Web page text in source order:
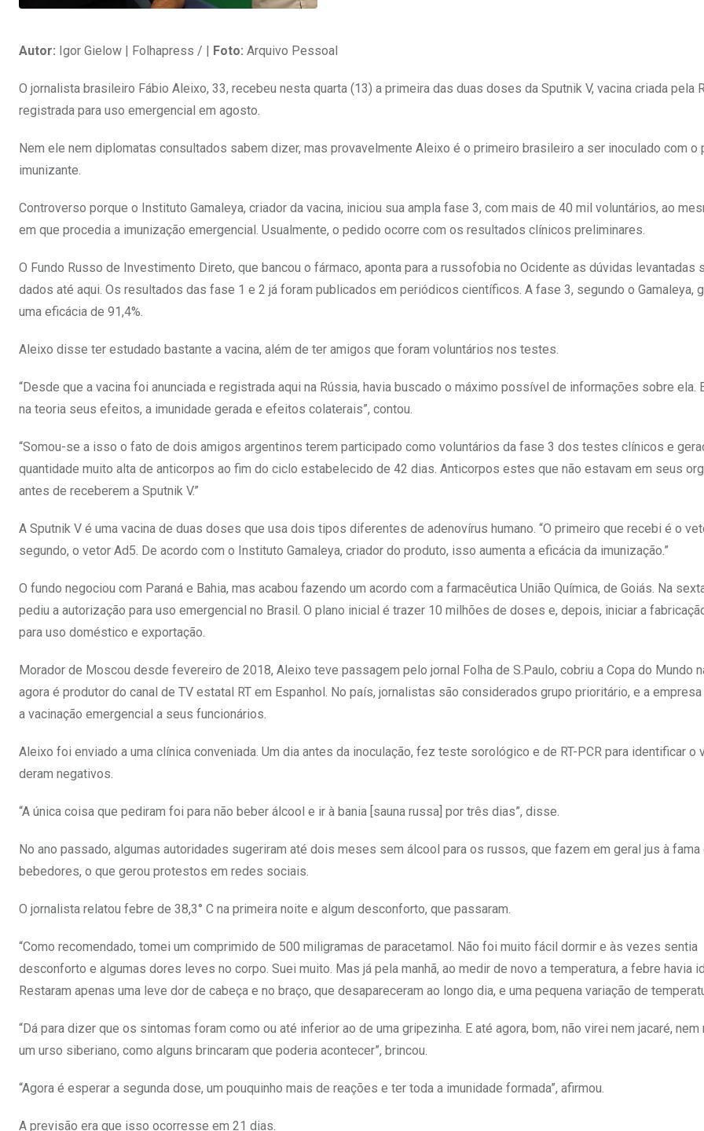
Autor: Igor Gielow | Folhapress / | Foto: Arquivo Pessoal
O jornalista brasileiro Fábio Aleixo, 33, recebeu nesta quarta (13) a primeira das duas doses da Sputnik V, vacina criada pela
registrada para uso emergencial em agosto.
Nem ele nem diplomatas consultados sabem dizer, mas provavelmente Aleixo é o primeiro brasileiro a ser inoculado com o
imunizante.
Controverso porque o Instituto Gamaleya, criador da vacina, iniciou sua ampla fase 3, com mais de 40 mil voluntários, ao
em que procedia a imunização emergencial. Usualmente, o pedido ocorre com os resultados clínicos preliminares.
O Fundo Russo de Investimento Direto, que bancou o fármaco, aponta para a russofobia no Ocidente as dúvidas levantadas
dados até aqui. Os resultados das fase 1 e 2 já foram publicados em periódicos científicos. A fase 3, segundo o Gamaleya,
uma eficácia de 91,4%.
Aleixo disse ter estudado bastante a vacina, além de ter amigos que foram voluntários nos testes.
“Desde que a vacina foi anunciada e registrada aqui na Rússia, havia buscado o máximo possível de informações sobre ela.
na teoria seus efeitos, a imunidade gerada e efeitos colaterais”, contou.
“Somou-se a isso o fato de dois amigos argentinos terem participado como voluntários da fase 3 dos testes clínicos e
quantidade muito alta de anticorpos ao fim do ciclo estabelecido de 42 dias. Anticorpos estes que não estavam em seus
antes de receberem a Sputnik V.”
A Sputnik V é uma vacina de duas doses que usa dois tipos diferentes de adenovírus humano. “O primeiro que recebi é o
segundo, o vetor Ad5. De acordo com o Instituto Gamaleya, criador do produto, isso aumenta a eficácia da imunização.”
O fundo negociou com Paraná e Bahia, mas acabou fazendo um acordo com a farmacêutica União Química, de Goiás. Na
pediu a autorização para uso emergencial no Brasil. O plano inicial é trazer 10 milhões de doses e, depois, iniciar a
para uso doméstico e exportação.
Morador de Moscou desde fevereiro de 2018, Aleixo teve passagem pelo jornal Folha de S.Paulo, cobriu a Copa do Mundo
agora é produtor do canal de TV estatal RT em Espanhol. No país, jornalistas são considerados grupo prioritário, e a
a vacinação emergencial a seus funcionários.
Aleixo foi enviado a uma clínica conveniada. Um dia antes da inoculação, fez teste sorológico e de RT-PCR para identificar o
deram negativos.
“A única coisa que pediram foi para não beber álcool e ir à bania [sauna russa] por três dias”, disse.
No ano passado, algumas autoridades sugeriram até dois meses sem álcool para os russos, que fazem em geral jus à
bebedores, o que gerou protestos em redes sociais.
O jornalista relatou febre de 38,3° C na primeira noite e algum desconforto, que passaram.
“Como recomendado, tomei um comprimido de 500 miligramas de paracetamol. Não foi muito fácil dormir e às vezes sentia
desconforto e algumas dores leves no corpo. Suei muito. Mas já pela manhã, ao medir de novo a temperatura, a febre havia
Restaram apenas uma leve dor de cabeça e no braço, que desapareceram ao longo dia, e uma pequena variação de
“Dá para dizer que os sintomas foram como ou até inferior ao de uma gripezinha. E até agora, bom, não virei nem jacaré,
um urso siberiano, como alguns brincaram que poderia acontecer”, brincou.
“Agora é esperar a segunda dose, um pouquinho mais de reações e ter toda a imunidade formada”, afirmou.
A previsão era que isso ocorresse em 21 dias.